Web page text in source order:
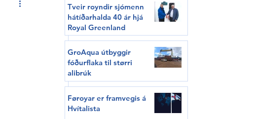
Tveir royndir sjómenn
hátíðarhalda 40 ár hjá
Royal Greenland
GroAqua útbyggir
fóðurflaka til størri
alibrúk
Føroyar er framvegis á
Hvítalista